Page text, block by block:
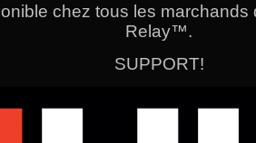
chez tous les marchands
Relay™.
SUPPORT!